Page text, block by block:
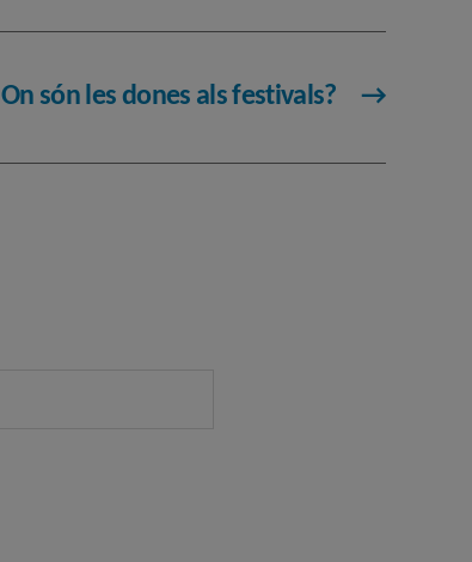
→
On són les dones als festivals?